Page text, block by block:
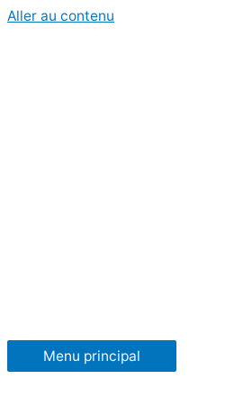
Aller au contenu
Menu principal